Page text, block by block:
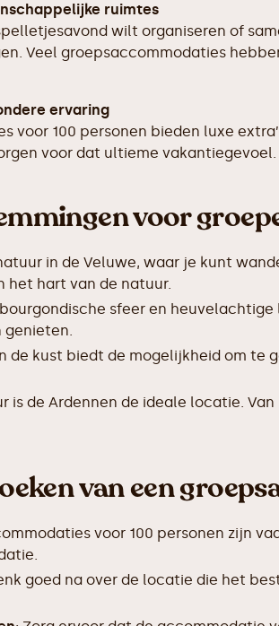
ruimtes
wilt organiseren of
Veel groepsaccommodaties
ervaring
voor 100 personen bieden luxe
voor dat ultieme
voor
in de Veluwe, waar je kunt
het hart van de natuur.
sfeer en
genieten.
de kust biedt de mogelijkheid om
is de Ardennen de ideale locatie.
van een
voor 100 personen zijn
goed na over de locatie die het